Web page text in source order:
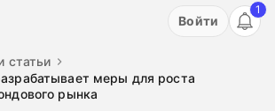
пробный период на 3 дня!
Войти
1
статьи
меры для роста
рынка